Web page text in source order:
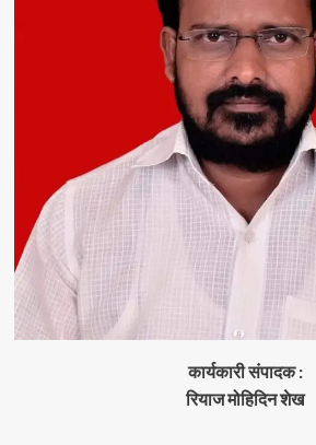
कार्यकारी संपादक :
रियाज मोहिदिन शेख